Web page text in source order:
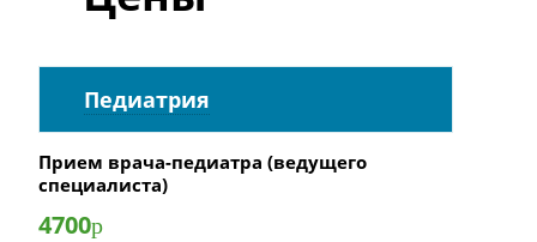
Педиатрия
Прием врача-педиатра (ведущего
специалиста)
4700р